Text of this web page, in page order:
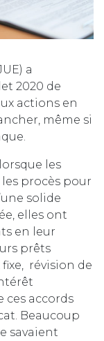
a
2020 de
actions en
même si
les
procès pour
solide
elles ont
en leur
prêts
révision de
ces accords
Beaucoup
savaient